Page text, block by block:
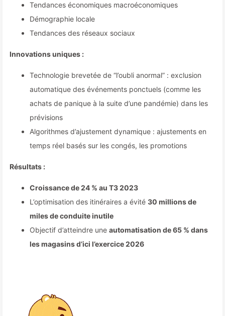
Tendances économiques macroéconomiques
Démographie locale
Tendances des réseaux sociaux
Innovations uniques :
Technologie brevetée de “l’oubli anormal” : exclusion
automatique des événements ponctuels (comme les
achats de panique à la suite d’une pandémie) dans les
prévisions
Algorithmes d’ajustement dynamique : ajustements en
temps réel basés sur les congés, les promotions
Résultats :
Croissance de 24 % au T3 2023
L’optimisation des itinéraires a évité 30 millions de
miles de conduite inutile
Objectif d’atteindre une automatisation de 65 % dans
les magasins d’ici l’exercice 2026